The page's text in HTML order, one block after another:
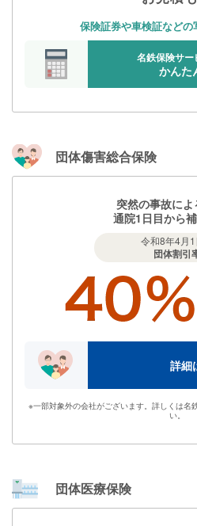
保険証券や車検証などの
名鉄保険サー
かんた
団体傷害総合保険
突然の事故に
通院1日目から
令和8年4⽉1
団体割引
詳細
※一部対象外の会社がございます。詳しくは名
い。
団体医療保険